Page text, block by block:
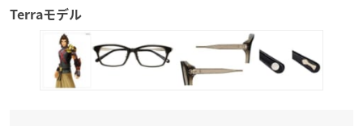
Terraモデル